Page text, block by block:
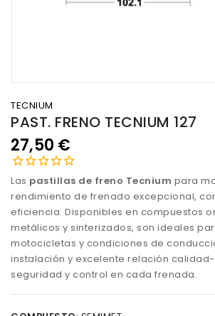
TECNIUM
PAST. FRENO TECNIUM 127
27,50 €
Las pastillas de freno Tecnium para
rendimiento de frenado excepcional,
eficiencia. Disponibles en compuestos
metálicos y sinterizados, son ideales
motocicletas y condiciones de
instalación y excelente relación
seguridad y control en cada frenada.